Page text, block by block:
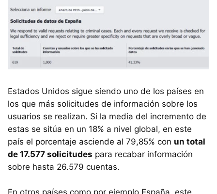
Estados Unidos sigue siendo uno de los países en
los que más solicitudes de información sobre los
usuarios se realizan. Si la media del incremento de
estas se sitúa en un 18% a nivel global, en este
país el porcentaje asciende al 79,85% con un total
de 17.577 solicitudes para recabar información
sobre hasta 26.579 cuentas.
En otros países como por ejemplo España, este